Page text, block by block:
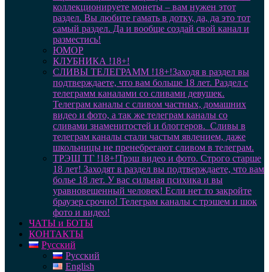
коллекционируете монеты – вам нужен этот
раздел. Вы любите гамать в дотку, да, да это тот
самый раздел. Да и вообще создай свой канал и
разместись!
ЮМОР
КЛУБНИКА !18+!
СЛИВЫ ТЕЛЕГРАММ !18+!Заходя в раздел вы
подтверждаете, что вам больше 18 лет. Раздел с
телеграмм каналами со сливами девушек.
Телеграм каналы с сливом частных, домашних
видео и фото, а так же телеграм каналы со
сливами знаменитостей и блоггеров. Сливы в
телеграм каналы стали частым явлением, даже
школьницы не пренебрегают сливом в телеграм.
ТРЭШ ТГ !18+!Трэш видео и фото. Строго старше
18 лет! Заходят в раздел вы подтверждаете, что вам
болье 18 лет. У вас сильная психика и вы
уравновешенный человек! Если нет то закройте
браузер срочно! Телеграм каналы с трэшем и шок
фото и видео!
ЧАТЫ и БОТЫ
КОНТАКТЫ
Русский
Русский
English